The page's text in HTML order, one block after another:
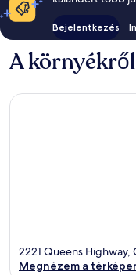
Bejelentkezés
A környékről
2221 Queens Highway,
Megnézem a